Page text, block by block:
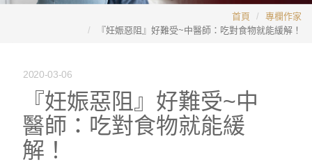
首頁
專欄作家
『妊娠惡阻』好難受~中醫師：吃對食物就能緩解！
2020-03-06
『妊娠惡阻』好難受~中
醫師：吃對食物就能緩
解！